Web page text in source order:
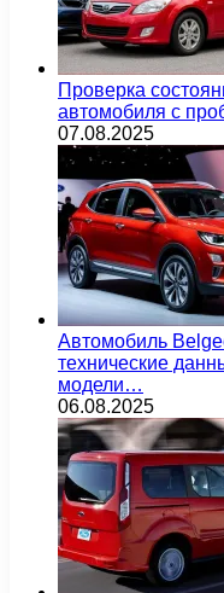
Проверка
автомобиля с
07.08.2025
Автомобиль
технические
модели…
06.08.2025